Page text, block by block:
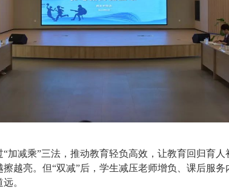
加减乘”三法，推动教育轻负高效，让教育回归育
越亮。但“双减”后，学生减压老师增负、课后服
。